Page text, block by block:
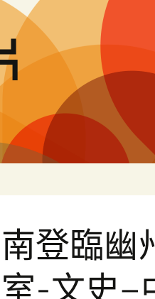
登臨幽
-文史–